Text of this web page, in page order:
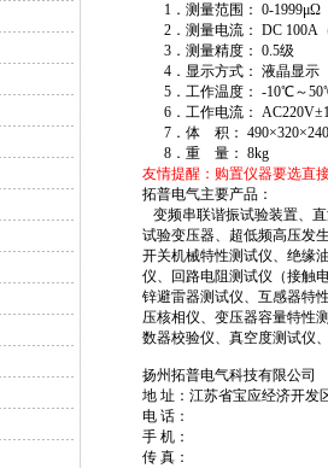
1．测量范围： 0-1999μΩ
2．测量电流： DC 100A
3．测量精度： 0.5级
4．显示方式： 液晶显示
5．工作温度： -10℃～
6．工作电流：
7．体 积： 490×320×240
8．重 量： 8kg
友情提醒：购置仪器要选直
拓普电气主要产品：
变频串联谐振试验装置、
试验变压器、超低频高压发
开关机械特性测试仪、绝缘
仪、回路电阻测试仪（接触
锌避雷器测试仪、互感器特
压核相仪、变压器容量特性
数器校验仪、真空度测试仪
扬州拓普电气科技有限公司
地 址：江苏省宝应经济开发
电 话：
手 机：
传 真：